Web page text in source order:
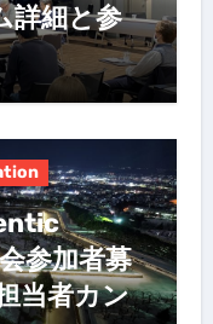
詳細と参
参加者募
当者カン